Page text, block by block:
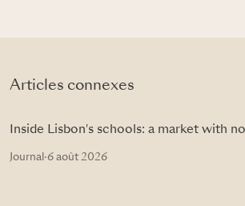
Articles connexes
Inside Lisbon's schools: a market with
Journal ·6 août 2026